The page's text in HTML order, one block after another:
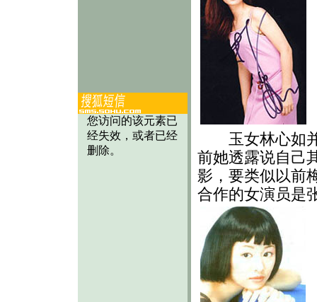
玉女林心如并
前她透露说自己
影，要类似以前
合作的女演员是